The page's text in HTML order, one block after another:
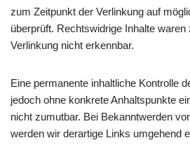
zum Zeitpunkt der Verlinkung auf
überprüft. Rechtswidrige Inhalte
Verlinkung nicht erkennbar.
Eine permanente inhaltliche Kontrolle
jedoch ohne konkrete Anhaltspunkte
nicht zumutbar. Bei Bekanntwerden
werden wir derartige Links umgehend